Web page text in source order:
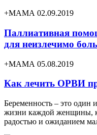
+МАМА 02.09.2019
Паллиативная
для неизлечимо
+МАМА 05.08.2019
Как лечить ОРВИ
Беременность – это один
жизни каждой женщины,
радостью и ожиданием